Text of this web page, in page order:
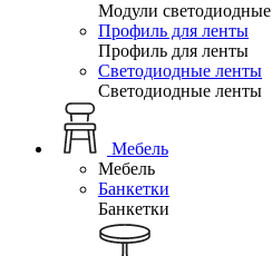
Модули светодиодные
Профиль для ленты
Профиль для ленты
Светодиодные ленты
Светодиодные ленты
Мебель
Мебель
Банкетки
Банкетки